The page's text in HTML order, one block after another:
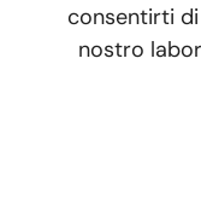
consentirti
nostro